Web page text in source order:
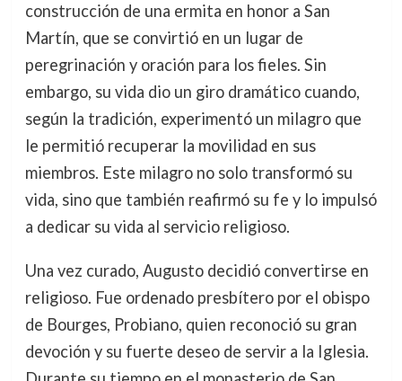
construcción de una ermita en honor a San
Martín, que se convirtió en un lugar de
peregrinación y oración para los fieles. Sin
embargo, su vida dio un giro dramático cuando,
según la tradición, experimentó un milagro que
le permitió recuperar la movilidad en sus
miembros. Este milagro no solo transformó su
vida, sino que también reafirmó su fe y lo impulsó
a dedicar su vida al servicio religioso.
Una vez curado, Augusto decidió convertirse en
religioso. Fue ordenado presbítero por el obispo
de Bourges, Probiano, quien reconoció su gran
devoción y su fuerte deseo de servir a la Iglesia.